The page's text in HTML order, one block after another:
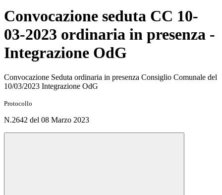
Convocazione seduta CC 10-
03-2023 ordinaria in presenza -
Integrazione OdG
Convocazione Seduta ordinaria in presenza Consiglio Comunale del
10/03/2023 Integrazione OdG
Protocollo
N.2642 del 08 Marzo 2023